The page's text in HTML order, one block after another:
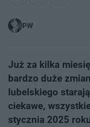
PW
Już za kilka
bardzo duże
lubelskiego
ciekawe,
stycznia 2025